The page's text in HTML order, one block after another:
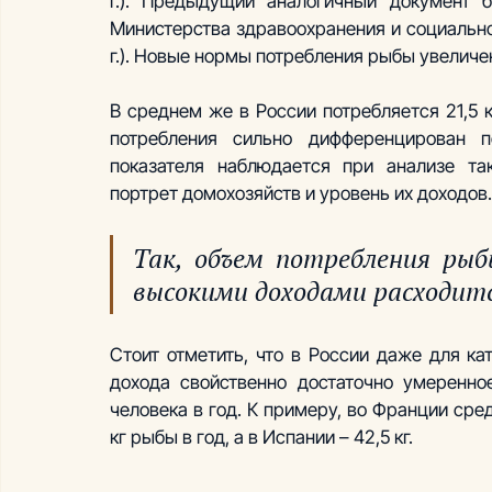
Министерства здравоохранения и
г.). Новые нормы потребления рыбы
В среднем же в России потребляется
потребления сильно дифференцирован
показателя наблюдается при анализе
портрет домохозяйств и уровень их доходов.
Так, объем потребления
высокими доходами
Стоит отметить, что в России даже для
дохода свойственно достаточно
человека в год. К примеру, во Франции
кг рыбы в год, а в Испании – 42,5 кг.